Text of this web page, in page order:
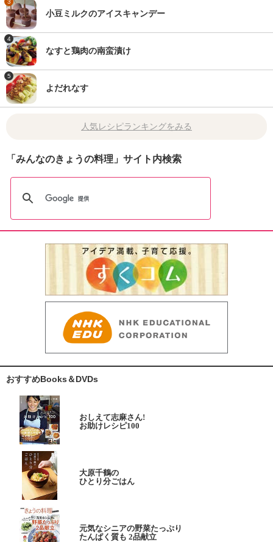
3
小豆ミルクのアイスキャンデー
4
なすと鶏肉の南蛮漬け
5
よだれなす
人気レシピランキングをみる
「みんなのきょうの料理」サイト内検索
おすすめBooks＆DVDs
おしえて志麻さん!
お助けレシピ100
大原千鶴の
ひとり分ごはん
元気なシニアの野菜たっぷり
たんぱく質も 2品献立